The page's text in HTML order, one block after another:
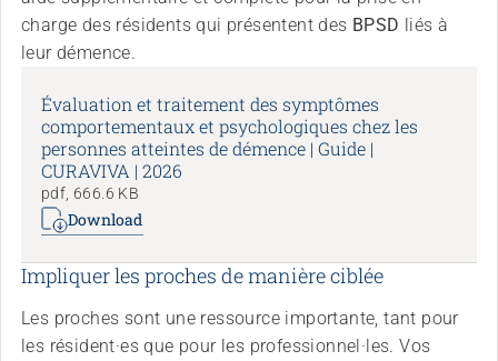
charge des résidents qui présentent des BPSD liés à
leur démence.
Évaluation et traitement des symptômes
comportementaux et psychologiques chez les
personnes atteintes de démence | Guide |
CURAVIVA | 2026
pdf, 666.6 KB
Download
Impliquer les proches de manière ciblée
Les proches sont une ressource importante, tant pour
les résident·es que pour les professionnel·les. Vos